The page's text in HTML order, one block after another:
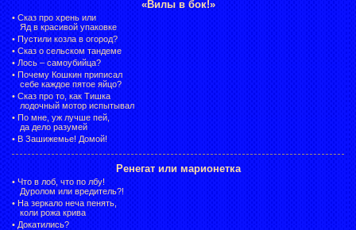
«Вилы в бок!»
• Сказ про хрень или
Яд в красивой упаковке
• Пустили козла в огород?
• Сказ о сельском тандеме
• Лось – самоубийца?
• Почему Кошкин приписал
себе каждое пятое яйцо?
• Сказ про то, как Тишка
лодочный мотор испытывал
• По мне, уж лучше пей,
да дело разумей
• В Зашижемье! Домой!
Ренегат или марионетка
• Что в лоб, что по лбу!
Дуролом или вредитель?!
• На зеркало неча пенять,
коли рожа крива
• Докатились?